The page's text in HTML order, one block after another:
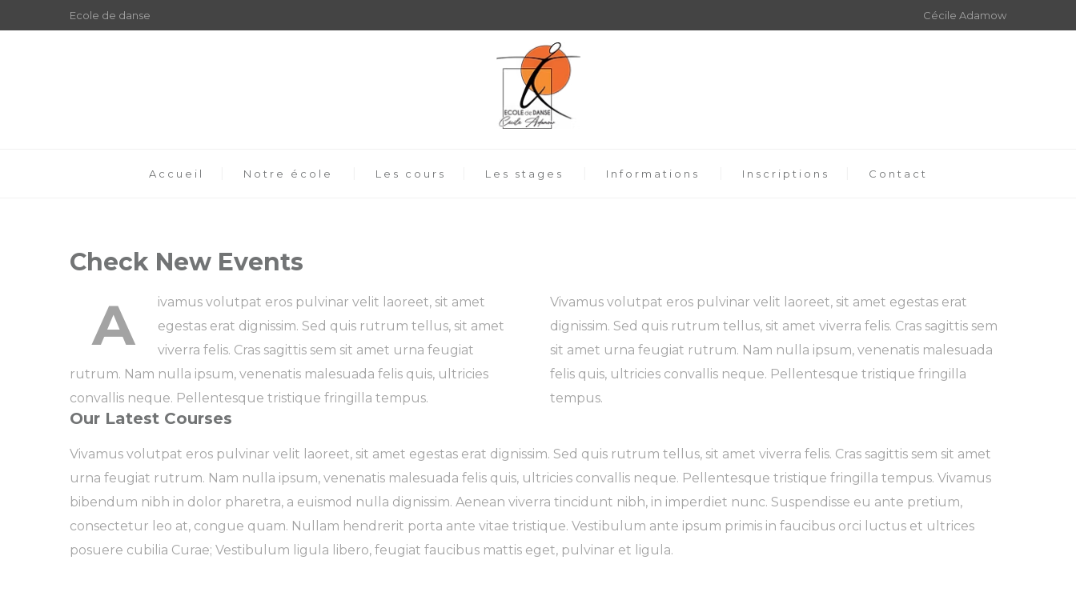
Ecole de danse Cécile Adamow
Accueil Notre école Les cours Les stages Informations Inscriptions Contact
Check New Events
A
ivamus volutpat eros pulvinar velit laoreet, sit amet
egestas erat dignissim. Sed quis rutrum tellus, sit amet
viverra felis. Cras sagittis sem sit amet urna feugiat
rutrum. Nam nulla ipsum, venenatis malesuada felis quis, ultricies
convallis neque. Pellentesque tristique fringilla tempus.
Vivamus volutpat eros pulvinar velit laoreet, sit amet egestas erat
dignissim. Sed quis rutrum tellus, sit amet viverra felis. Cras sagittis sem
sit amet urna feugiat rutrum. Nam nulla ipsum, venenatis malesuada
felis quis, ultricies convallis neque. Pellentesque tristique fringilla
tempus.
Our Latest Courses
Vivamus volutpat eros pulvinar velit laoreet, sit amet egestas erat dignissim. Sed quis rutrum tellus, sit amet viverra felis. Cras sagittis sem sit amet
urna feugiat rutrum. Nam nulla ipsum, venenatis malesuada felis quis, ultricies convallis neque. Pellentesque tristique fringilla tempus. Vivamus
bibendum nibh in dolor pharetra, a euismod nulla dignissim. Aenean viverra tincidunt nibh, in imperdiet nunc. Suspendisse eu ante pretium,
consectetur leo at, congue quam. Nullam hendrerit porta ante vitae tristique. Vestibulum ante ipsum primis in faucibus orci luctus et ultrices
posuere cubilia Curae; Vestibulum ligula libero, feugiat faucibus mattis eget, pulvinar et ligula.